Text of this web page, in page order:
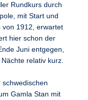
Rundkurs durch
mit Start und
von 1912, erwartet
hier schon der
Juni entgegen,
relativ kurz.
schwedischen
Gamla Stan mit